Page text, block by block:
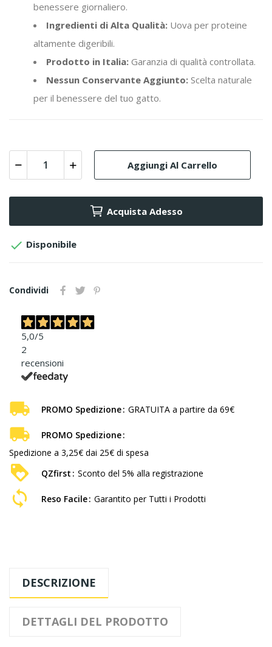
benessere giornaliero.
Ingredienti di Alta Qualità: Uova per proteine
altamente digeribili.
Prodotto in Italia: Garanzia di qualità controllata.
Nessun Conservante Aggiunto: Scelta naturale
per il benessere del tuo gatto.
Aggiungi Al Carrello
Acquista Adesso
 Disponibile
Condividi
5,0/5
2
recensioni
PROMO Spedizione GRATUITA a partire da 69€
PROMO Spedizione
Spedizione a 3,25€ dai 25€ di spesa
QZfirst
Sconto del 5% alla registrazione
Reso Facile Garantito per Tutti i Prodotti
DESCRIZIONE
DETTAGLI DEL PRODOTTO